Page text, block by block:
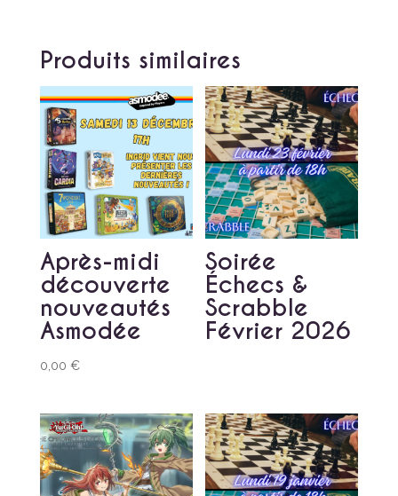
Produits similaires
Après-midi
découverte
nouveautés
Asmodée
0,00 €
Soirée
Échecs &
Scrabble
Février 2026